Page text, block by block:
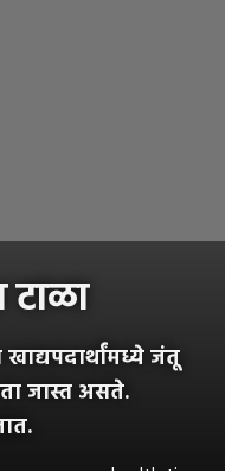
टाळा
जंतू
जास्त असते.